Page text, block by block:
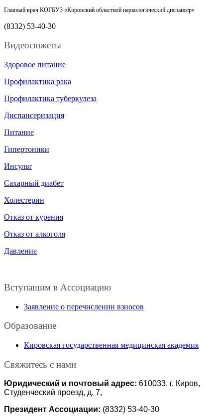
Главный врач КОГБУЗ «Кировский областной наркологический диспансер»
(8332) 53-40-30
Видеосюжеты
Здоровое питание
Профилактика рака
Профилактика туберкулеза
Диспансеризация
Питание
Гипертоники
Инсульт
Сахарный диабет
Холестерин
Отказ от курения
Отказ от алкоголя
Давление
Вступащим в Ассоциацию
Заявление о перечислении взносов
Образование
Кировская государственная медицинская академия
Свяжитесь с нами
Юридический и почтовый адрес: 610033, г. Киров,
Студенческий проезд, д. 7,
Президент Ассоциации: (8332) 53-40-30